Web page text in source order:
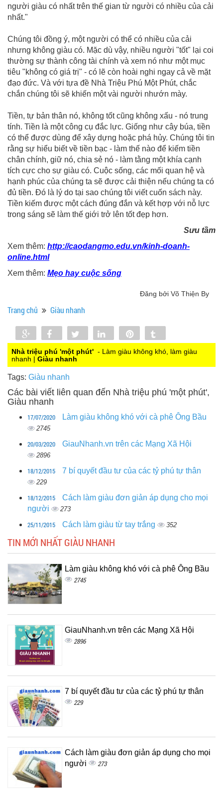
người giàu có nhất trên thế gian từ người có nhiều của cải
nhất."
Chúng tôi đồng ý, một người có thể có nhiều của cải
nhưng không giàu có. Mặc dù vậy, nhiều người "tốt" lại coi
thường sự thành công tài chính và xem nó như một mục
tiêu "không có giá trị" - có lẽ còn hoài nghi ngay cả về mặt
đạo đức. Và với tựa đề Nhà Triệu Phú Một Phút, chắc
chắn chúng tôi sẽ khiến một vài người nhướn mày.
Tiền, tự bản thân nó, không tốt cũng không xấu - nó trung
tính. Tiền là một công cụ đắc lực. Giống như cây búa, tiền
có thể được dùng để xây dựng hoặc phá hủy. Chúng tôi tin
rằng sự hiểu biết về tiền bạc - làm thế nào để kiếm tiền
chân chính, giữ nó, chia sẻ nó - làm tằng một khía cạnh
tích cực cho sự giàu có. Cuộc sống, các mối quan hệ và
hạnh phúc của chúng ta sẽ được cải thiện nếu chúng ta có
đủ tiền. Đó là lý do tại sao chúng tôi viết cuốn sách này.
Tiền kiếm được một cách đúng đắn và kết hợp với nỗ lực
trong sáng sẽ làm thế giới trở lên tốt đẹp hơn.
Sưu tầm
Xem thêm: http://caodangmo.edu.vn/kinh-doanh-
online.html
Xem thêm: Mẹo hay cuộc sống
Đăng bởi Võ Thiện By
Trang chủ Giàu nhanh
Share Share Tweet Share
0
Nhà triệu phú 'một phút' - Làm giàu không khó, làm giàu
nhanh | Giàu nhanh
Tags: Giàu nhanh
Các bài viết liên quan đến Nhà triệu phú 'một phút',
Giàu nhanh
17/07/2020 Làm giàu không khó với cà phê Ông Bầu
2745
20/03/2020 GiauNhanh.vn trên các Mạng Xã Hội
2896
18/12/2015 7 bí quyết đầu tư của các tỷ phú tự thân
229
18/12/2015
Cách làm giàu đơn giản áp dụng cho mọi
người
273
25/11/2015 Cách làm giàu từ tay trắng 352
TIN MỚI NHẤT GIÀU NHANH
Làm giàu không khó với cà phê Ông Bầu
2745
GiauNhanh.vn trên các Mạng Xã Hội
2896
7 bí quyết đầu tư của các tỷ phú tự thân
229
Cách làm giàu đơn giản áp dụng cho mọi
người
273